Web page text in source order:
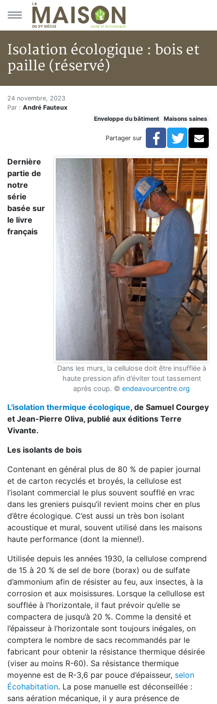
Aller au menu principal
Aller au contenu principal
Isolation écologique : bois et
paille (réservé)
Accueil
Articles
Hypersensibilités environnementales
Isolation écologique : bois et paille (réservé)
Isolation écologique : bois et
24 novembre, 2023
Par : André Fauteux
Enveloppe du bâtiment
Maisons saines
Partager sur Facebook
Dans les murs, la cellulose doit être insufflée à
haute pression afin d’éviter tout tassement
après coup. © endeavourcentre.org
Dernière
partie de
notre
série
basée sur
le livre
français
L'isolation thermique écologique, de Samuel Courgey
et Jean-Pierre Oliva, publié aux éditions Terre
Vivante.
Les isolants de bois
Contenant en général plus de 80 % de papier journal
et de carton recyclés et broyés, la cellulose est
l’isolant commercial le plus souvent soufflé en vrac
dans les greniers puisqu’il revient moins cher en plus
d’être écologique. C’est aussi un très bon isolant
acoustique et mural, souvent utilisé dans les maisons
haute performance (dont la mienne!).
Utilisée depuis les années 1930, la cellulose comprend
de 15 à 20 % de sel de bore (borax) ou de sulfate
d’ammonium afin de résister au feu, aux insectes, à la
corrosion et aux moisissures. Lorsque la cellullose est
soufflée à l’horizontale, il faut prévoir qu’elle se
compactera de jusqu’à 20 %. Comme la densité et
l’épaisseur à l’horizontale sont toujours inégales, on
comptera le nombre de sacs recommandés par le
fabricant pour obtenir la résistance thermique désirée
(viser au moins R-60). Sa résistance thermique
moyenne est de R-3,6 par pouce d’épaisseur, selon
Écohabitation. La pose manuelle est déconseillée :
sans aération mécanique, il y aura présence de